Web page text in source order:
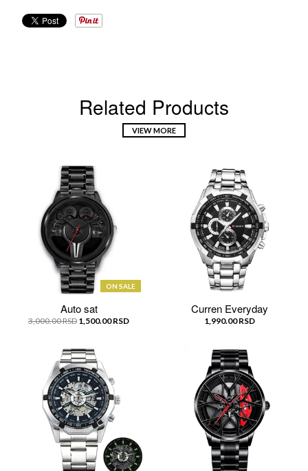
Related Products
VIEW MORE
ON SALE
Auto sat
3,000.00 RSD 1,500.00 RSD
Curren Everyday
1,990.00 RSD